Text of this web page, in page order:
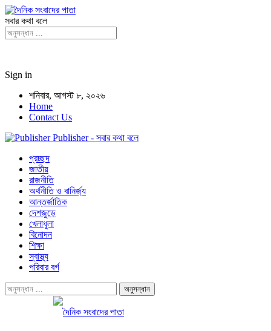
সবার কথা বলে
Sign in
শনিবার, আগস্ট ৮, ২০২৬
Home
Contact Us
Publisher - সবার কথা বলে
প্রচ্ছদ
জাতীয়
রাজনীতি
অর্থনীতি ও বানির্জ্য
আন্তর্জাতিক
দেশজুড়ে
খেলাধুলা
বিনোদন
শিক্ষা
স্বাস্থ্য
পরিবার বর্গ